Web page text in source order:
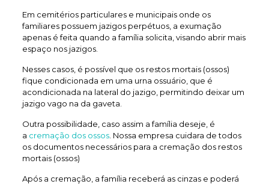
Em cemitérios particulares e municipais onde os
familiares possuem jazigos perpétuos, a exumação
apenas é feita quando a família solicita, visando abrir mais
espaço nos jazigos.
Nesses casos, é possível que os restos mortais (ossos)
fique condicionada em uma urna ossuário, que é
acondicionada na lateral do jazigo, permitindo deixar um
jazigo vago na da gaveta.
Outra possibilidade, caso assim a família deseje, é
a cremação dos ossos. Nossa empresa cuidara de todos
os documentos necessários para a cremação dos restos
mortais (ossos)
Após a cremação, a família receberá as cinzas e poderá